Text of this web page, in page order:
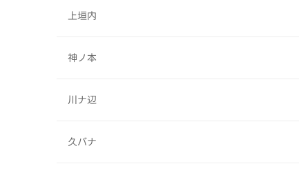
上垣内
神ノ本
川ナ辺
久バナ